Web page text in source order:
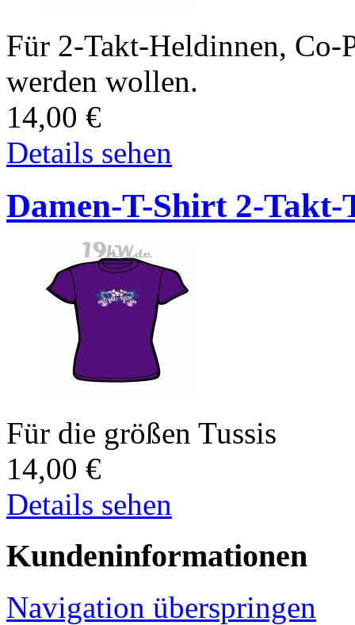
Für 2-Takt-Heldinnen, Co-
werden wollen.
14,00 €
Details sehen
Damen-T-Shirt 2-Takt-
Für die größen Tussis
14,00 €
Details sehen
Kundeninformationen
Navigation überspringen